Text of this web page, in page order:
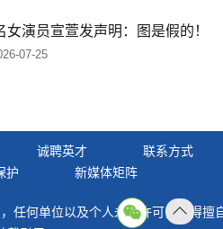
女演员宣萱发声明：图是假的！
07-25
诚聘英才
联系方式
护 新媒体矩阵
任何单位以及个人未经许可，不得擅